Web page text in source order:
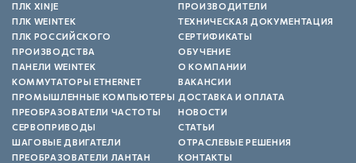
ПЛК XINJE
ПЛК WEINTEK
ПЛК РОССИЙСКОГО
ПРОИЗВОДСТВА
ПАНЕЛИ WEINTEK
КОММУТАТОРЫ ETHERNET
ПРОМЫШЛЕННЫЕ КОМПЬЮТЕРЫ
ПРЕОБРАЗОВАТЕЛИ ЧАСТОТЫ
СЕРВОПРИВОДЫ
ШАГОВЫЕ ДВИГАТЕЛИ
ПРЕОБРАЗОВАТЕЛИ ЛАНТАН
ПРОИЗВОДИТЕЛИ
ТЕХНИЧЕСКАЯ ДОКУМЕНТАЦИЯ
СЕРТИФИКАТЫ
ОБУЧЕНИЕ
О КОМПАНИИ
ВАКАНСИИ
ДОСТАВКА И ОПЛАТА
НОВОСТИ
СТАТЬИ
ОТРАСЛЕВЫЕ РЕШЕНИЯ
КОНТАКТЫ